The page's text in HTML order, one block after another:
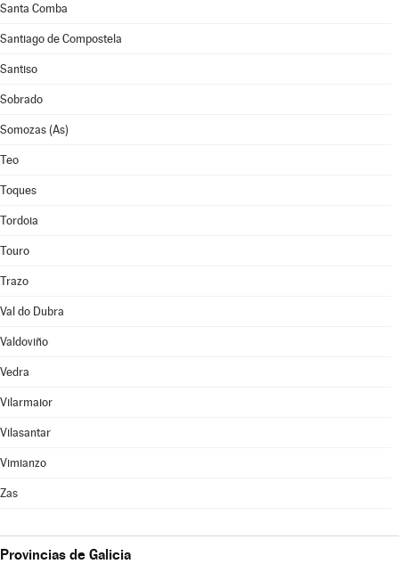
Santa Comba
Santiago de Compostela
Santiso
Sobrado
Somozas (As)
Teo
Toques
Tordoia
Touro
Trazo
Val do Dubra
Valdoviño
Vedra
Vilarmaior
Vilasantar
Vimianzo
Zas
Provincias de Galicia